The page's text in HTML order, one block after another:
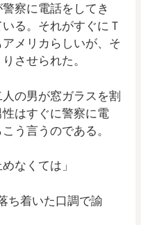
察に電話をしてき
る。それがすぐにＴ
メリカらしいが、そ
させられた。
の男が窓ガラスを割
はすぐに警察に電
う言うのである。
なくては」
ち着いた口調で諭